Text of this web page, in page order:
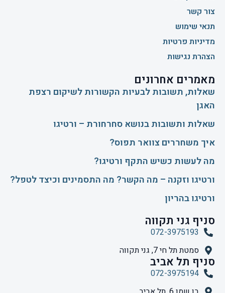
צור קשר
תנאי שימוש
מדיניות פרטיות
הצהרת נגישות
מאמרים אחרונים
שאלות, תשובות לבעיות הקשורות לשיקום רצפת
האגן
שאלות ותשובות בנושא סחרחורת – ורטיגו
איך משחררים צוואר תפוס?
​מה לעשות כשיש התקף ורטיגו?
ורטיגו וזקנה – מה הקשר? מה התסמינים וכיצד לטפל?
ורטיגו בהריון
סניף גני תקווה
072-3975193
סמטת תל חי 7, גני תקווה
סניף תל אביב
072-3975194